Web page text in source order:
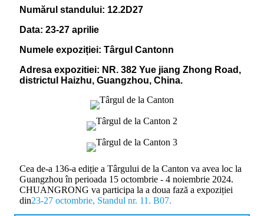
Numărul standului: 12.2D27
Data: 23-27 aprilie
Numele expoziției: Târgul Cantonn
Adresa expozitiei: NR. 382 Yue jiang Zhong Road,
districtul Haizhu, Guangzhou, China.
Cea de-a 136-a ediție a Târgului de la Canton va avea loc la
Guangzhou în perioada 15 octombrie - 4 noiembrie 2024.
CHUANGRONG va participa la a doua fază a expoziției
din23-27 octombrie, Standul nr. 11. B07.